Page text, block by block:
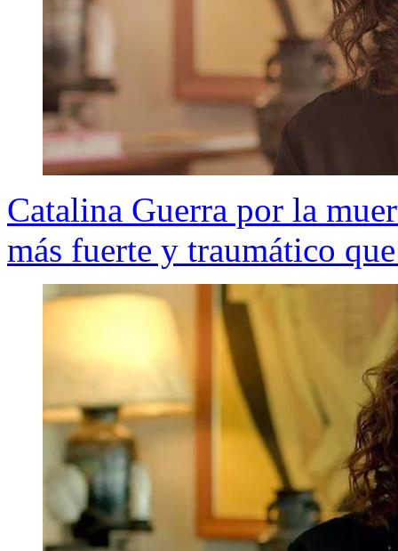
Catalina Guerra por la
más fuerte y traumático